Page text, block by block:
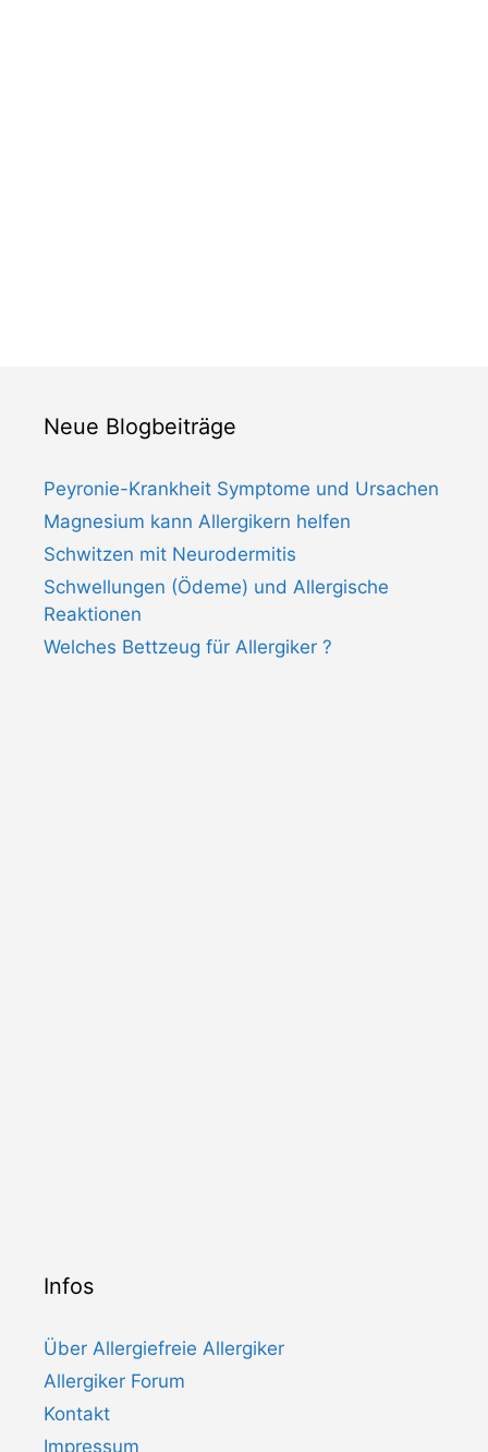
Neue Blogbeiträge
Peyronie-Krankheit Symptome und Ursachen
Magnesium kann Allergikern helfen
Schwitzen mit Neurodermitis
Schwellungen (Ödeme) und Allergische
Reaktionen
Welches Bettzeug für Allergiker ?
Infos
Über Allergiefreie Allergiker
Allergiker Forum
Kontakt
Impressum